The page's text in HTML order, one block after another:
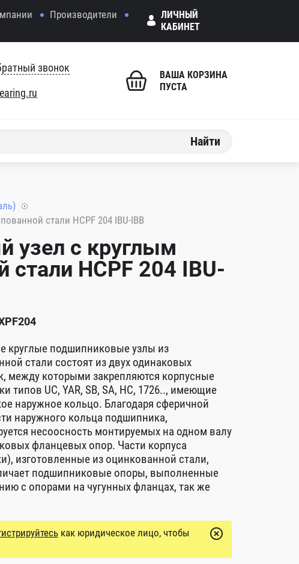
Производители
ЛИЧНЫЙ
КАБИНЕТ
звонок
ВАША КОРЗИНА
ПУСТА
Найти
стали HCPF 204 IBU-IBB
узел с круглым
HCPF 204 IBU-
круглые подшипниковые узлы из
стали состоят из двух одинаковых
между которыми закрепляются корпусные
типов UC, YAR, SB, SA, HC, 1726.., имеющие
наружное кольцо. Благодаря сферичной
наружного кольца подшипника,
несоосность монтируемых на одном валу
фланцевых опор. Части корпуса
изготовленные из оцинкованной стали,
подшипниковые опоры, выполненные
с опорами на чугунных фланцах, так же
как юридическое лицо, чтобы